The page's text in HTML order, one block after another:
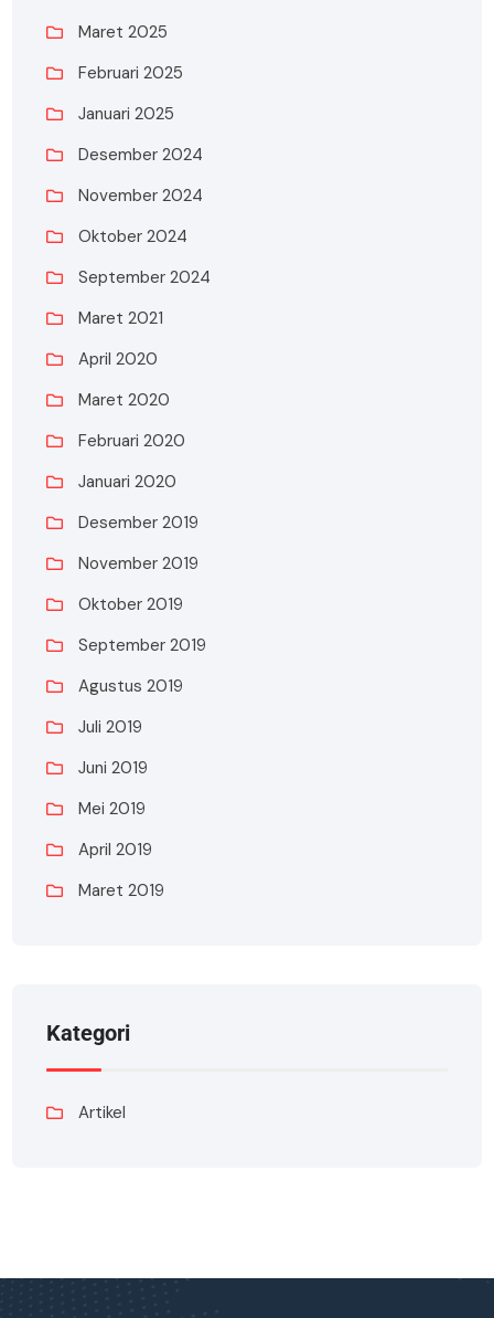
Maret 2025
Februari 2025
Januari 2025
Desember 2024
November 2024
Oktober 2024
September 2024
Maret 2021
April 2020
Maret 2020
Februari 2020
Januari 2020
Desember 2019
November 2019
Oktober 2019
September 2019
Agustus 2019
Juli 2019
Juni 2019
Mei 2019
April 2019
Maret 2019
Kategori
Artikel